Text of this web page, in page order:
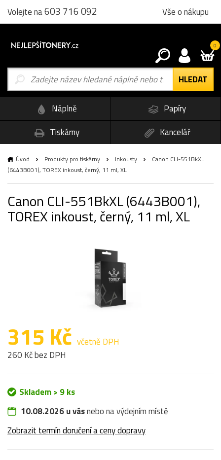
Volejte na603 716 092 Vše o nákupu
0
Náplně
Papíry
Tiskárny
Kancelář
Úvod Produkty pro tiskárny Inkousty
Canon CLI-551BkXL
(6443B001), TOREX inkoust, černý, 11 ml, XL
Canon CLI-551BkXL (6443B001),
TOREX inkoust, černý, 11 ml, XL
315 Kč včetně DPH
260 Kč bez DPH
Skladem > 9 ks
10.08.2026 u vásnebo na výdejním místě
Zobrazit termín doručení a ceny dopravy